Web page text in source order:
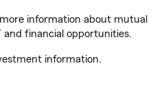
information about mutual
financial opportunities.
information.